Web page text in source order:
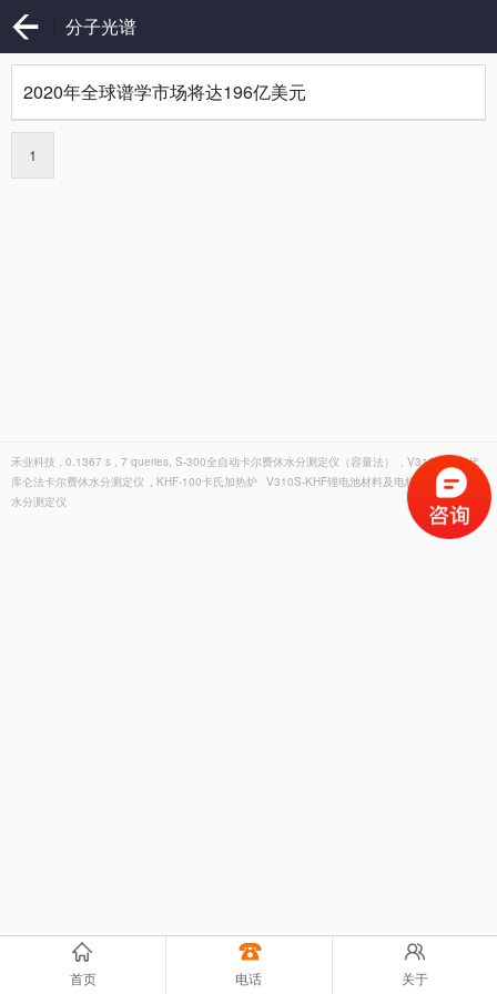
分子光谱
2020年全球谱学市场将达196亿美元
1
禾业科技 , 0.1367 s , 7 queries, S-300全自动卡尔费休水分测定仪（容量法） , V310创新一代
库仑法卡尔费休水分测定仪 , KHF-100卡氏加热炉 V310S-KHF锂电池材料及电极膜片专用卡氏
水分测定仪
首页 电话 关于